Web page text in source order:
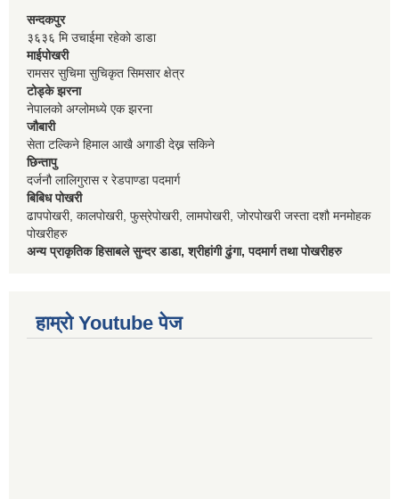
सन्दकपुर
३६३६ मि उचाईमा रहेको डाडा
माईपोखरी
रामसर सुचिमा सुचिकृत सिमसार क्षेत्र
टोड्के झरना
नेपालको अग्लोमध्ये एक झरना
जौबारी
सेता टल्किने हिमाल आखै अगाडी देख्न सकिने
छिन्तापु
दर्जनौ लालिगुरास र रेडपाण्डा पदमार्ग
बिबिध पोखरी
ढापपोखरी, कालपोखरी, फुस्रेपोखरी, लामपोखरी, जोरपोखरी जस्ता दशौ मनमोहक
पोखरीहरु
अन्य प्राकृतिक हिसाबले सुन्दर डाडा, श्रीहांगी ढुंगा, पदमार्ग तथा पोखरीहरु
हाम्रो Youtube पेज